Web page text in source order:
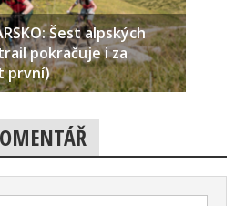
Šest alpských
pokračuje i za
první)